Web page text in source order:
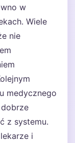
w
Wiele
nie
medycznego
z systemu.
i